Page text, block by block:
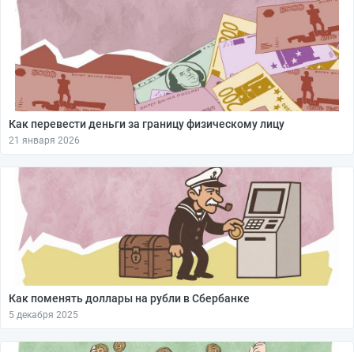
Как перевести деньги за границу физическому лицу
21 января 2026
Как поменять доллары на рубли в Сбербанке
5 декабря 2025